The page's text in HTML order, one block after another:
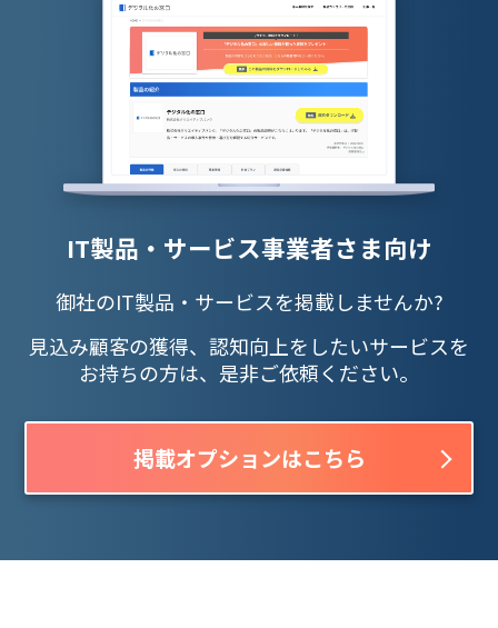
IT製品・サービス事業者さま向け
御社のIT製品・サービスを掲載しませんか?
見込み顧客の獲得、認知向上をしたいサービスを
お持ちの方は、是非ご依頼ください。
掲載オプションはこちら